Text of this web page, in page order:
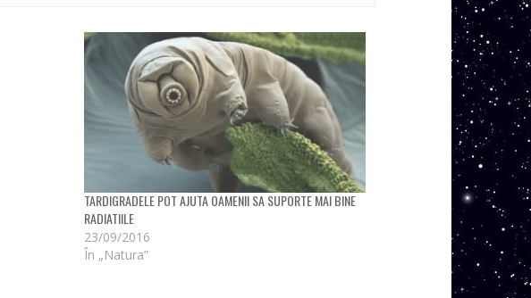
TARDIGRADELE POT AJUTA OAMENII SA SUPORTE MAI BINE
RADIATIILE
23/09/2016
În „Natura”